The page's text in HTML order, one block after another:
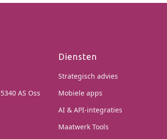
AS Oss
Diensten
Strategisch advies
Mobiele apps
AI & API-integraties
Maatwerk Tools